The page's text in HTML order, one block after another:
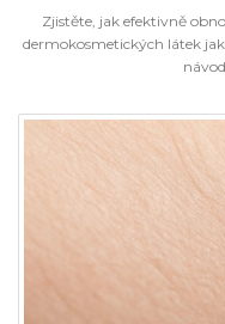
Zjistěte, jak efektivně
dermokosmetických látek